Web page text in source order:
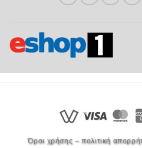
Όροι χρήσης – πολιτική